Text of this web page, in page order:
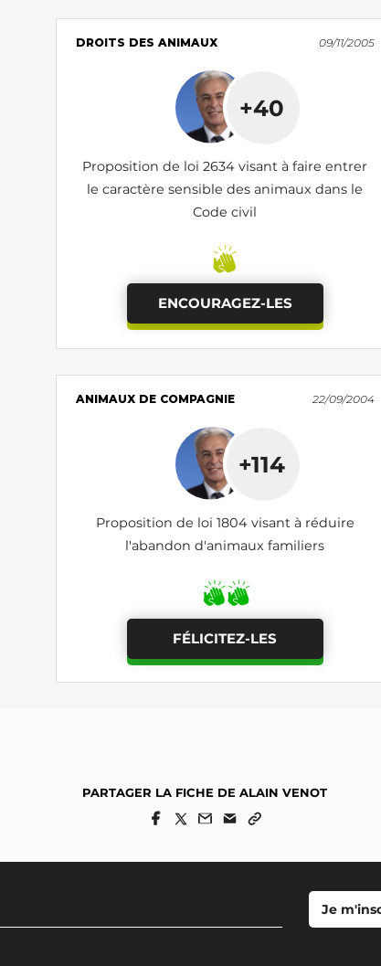
DROITS DES ANIMAUX 09/11/2005
+40
Proposition de loi 2634 visant à faire entrer
le caractère sensible des animaux dans le
Code civil
ENCOURAGEZ-LES
ANIMAUX DE COMPAGNIE 22/09/2004
+114
Proposition de loi 1804 visant à réduire
l'abandon d'animaux familiers
FÉLICITEZ-LES
PARTAGER LA FICHE DE ALAIN VENOT